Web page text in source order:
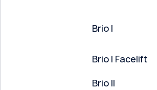
Brio I
Brio I Facelift
Brio II